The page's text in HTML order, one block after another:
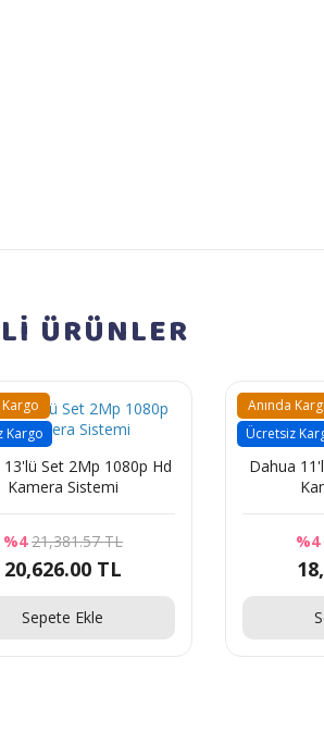
ÜRÜNLER
Set 2Mp 1080p Hd
Kamera Sistemi
%4 21,381.57 TL
20,626.00 TL
Kargo
Kargo
Sepete Ekle
Dahua 11'li
%4
Anında
Ücretsiz